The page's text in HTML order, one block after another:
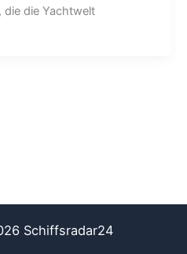
die Yachtwelt
Schiffsradar24